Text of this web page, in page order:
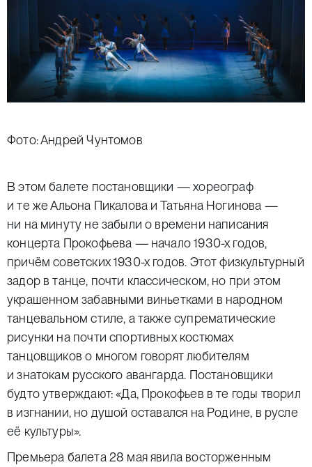
Фото: Андрей Чунтомов
В этом балете постановщики — хореограф
и те же Альона Пикалова и Татьяна Ногинова —
ни на минуту не забыли о времени написания
концерта Прокофьева — начало 1930-х годов,
причём советских 1930-х годов. Этот физкультурный
задор в танце, почти классическом, но при этом
украшенном забавными виньетками в народном
танцевальном стиле, а также супрематические
рисунки на почти спортивных костюмах
танцовщиков о многом говорят любителям
и знатокам русского авангарда. Постановщики
будто утверждают: «Да, Прокофьев в те годы творил
в изгнании, но душой оставался на Родине, в русле
её культуры».
Премьера балета 28 мая явила восторженным